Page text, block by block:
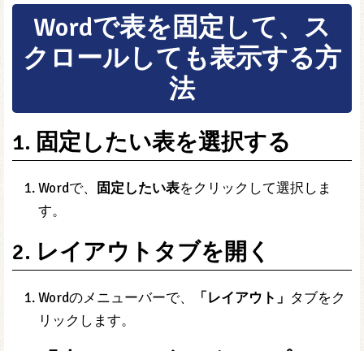
Wordで表を固定して、ス
クロールしても表示する方
法
1. 固定したい表を選択する
Wordで、 固定したい表をクリックして選択しま
す。
2. レイアウトタブを開く
Wordのメニューバーで、 「レイアウト」 タブをク
リックします。